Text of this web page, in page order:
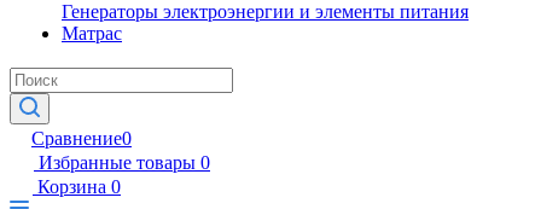
Генераторы электроэнергии и элементы питания
Матрас
Сравнение0
Избранные товары 0
Корзина 0